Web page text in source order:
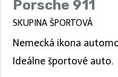
Porsche 911
SKUPINA ŠPORTOVÁ
Nemecká ikona
Ideálne športové auto.